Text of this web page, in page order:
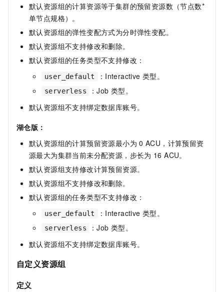
默认资源组的计算资源等于集群的预留资源数（节点数*
单节点规格）。
默认资源组的弹性变配方式为分时弹性变配。
默认资源组不支持修改和删除。
默认资源组的任务类型不支持修改：
user_default ：Interactive 类型。
serverless ：Job 类型。
默认资源组不支持绑定数据库账号。
湖仓版 ：
默认资源组的计算预留资源最小为 0 ACU，计算预留资
源最大为集群当前未分配资源，步长为 16 ACU。
默认资源组支持修改计算预留资源。
默认资源组不支持修改和删除。
默认资源组的任务类型不支持修改：
user_default ：Interactive 类型。
serverless ：Job 类型。
默认资源组不支持绑定数据库账号。
自定义资源组
定义